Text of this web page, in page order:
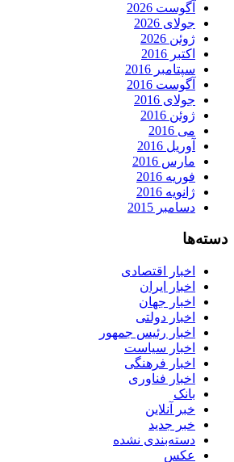
آگوست 2026
جولای 2026
ژوئن 2026
اکتبر 2016
سپتامبر 2016
آگوست 2016
جولای 2016
ژوئن 2016
می 2016
آوریل 2016
مارس 2016
فوریه 2016
ژانویه 2016
دسامبر 2015
دسته‌ها
اخبار اقتصادی
اخبار ایران
اخبار جهان
اخبار دولتی
اخبار رئیس جمهور
اخبار سیاست
اخبار فرهنگی
اخبار فناوری
بانک
خبر آنلاین
خبر جدید
دسته‌بندی نشده
عکس